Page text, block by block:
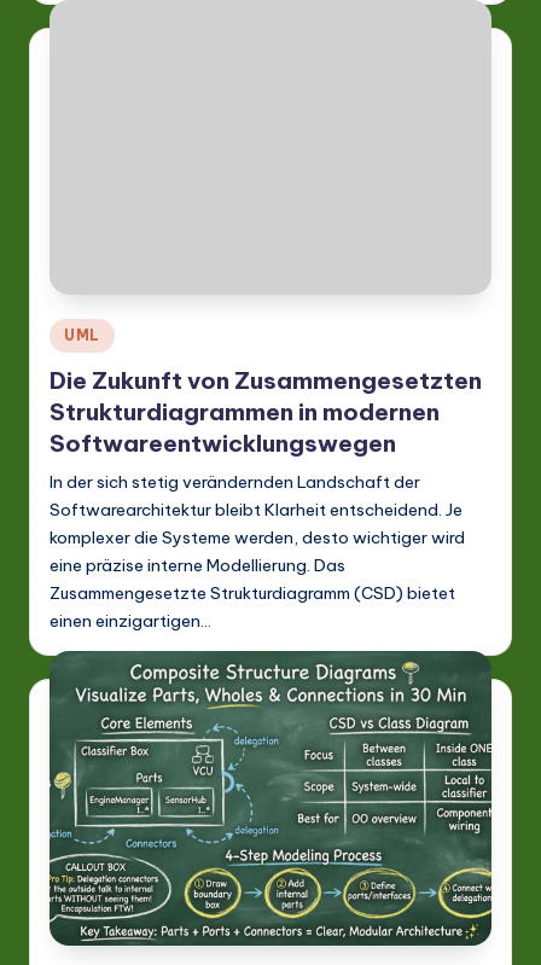
Posted
in
UML
Die Zukunft von Zusammengesetzten
Strukturdiagrammen in modernen
Softwareentwicklungswegen
In der sich stetig verändernden Landschaft der
Softwarearchitektur bleibt Klarheit entscheidend. Je
komplexer die Systeme werden, desto wichtiger wird
eine präzise interne Modellierung. Das
Zusammengesetzte Strukturdiagramm (CSD) bietet
einen einzigartigen…